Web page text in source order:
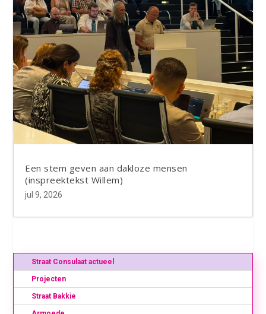
Een stem geven aan dakloze mensen
(inspreektekst Willem)
jul 9, 2026
Straat Consulaat actueel
Projecten
Straat Bakkie